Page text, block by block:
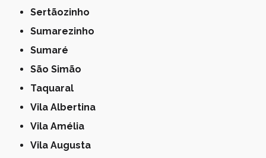
Sertãozinho
Sumarezinho
Sumaré
São Simão
Taquaral
Vila Albertina
Vila Amélia
Vila Augusta